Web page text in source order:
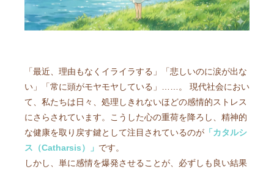
「最近、理由もなくイライラする」「悲しいのに涙が出な
い」「常に頭がモヤモヤしている」……。 現代社会におい
て、私たちは日々、処理しきれないほどの感情的ストレス
にさらされています。こうした心の重荷を降ろし、精神的
な健康を取り戻す鍵として注目されているのが 「カタルシ
ス（Catharsis）」 です。
しかし、単に感情を爆発させることが、必ずしも良い結果